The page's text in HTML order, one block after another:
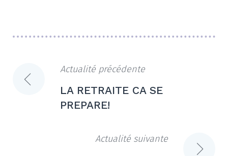
NavigationActualité précédente
LA RETRAITE CA SE
PREPARE!
Actualité suivante